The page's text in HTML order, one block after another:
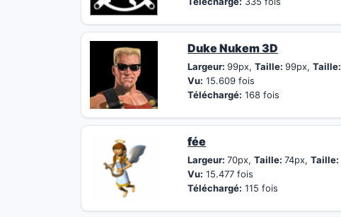
Duke Nukem 3D
Largeur:99px,Taille:99px,Taille:
Vu: 15.609 fois
Téléchargé: 168 fois
fée
Largeur:70px,Taille:74px,Taille:
Vu: 15.477 fois
Téléchargé: 115 fois